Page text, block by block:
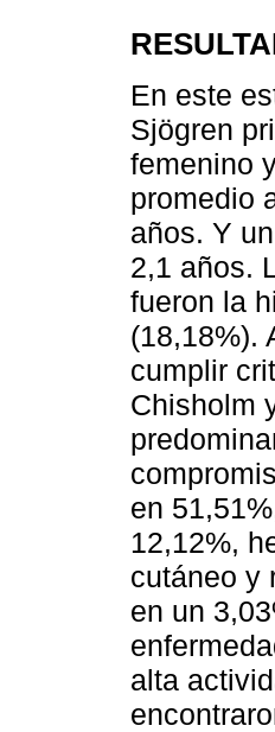
En este
Sjögren
femenino
promedio
años. Y
2,1 años.
fueron la
(18,18%).
cumplir
Chisholm
en
12,12%,
cutáneo y
en un
alta